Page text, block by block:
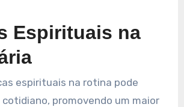
Espirituais na
espirituais na rotina pode
promovendo um maior